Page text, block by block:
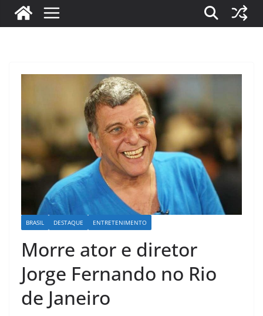
BRASIL DESTAQUE ENTRETENIMENTO
Morre ator e diretor
Jorge Fernando no Rio
de Janeiro